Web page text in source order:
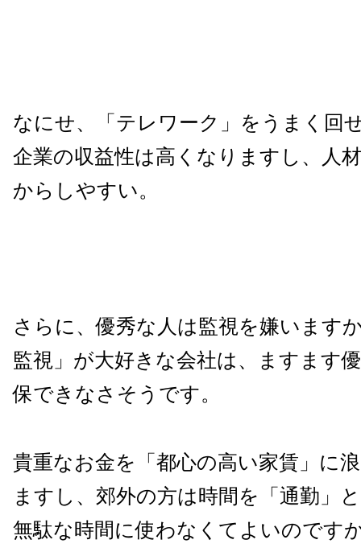
なにせ、「テレワーク」をうまく回
企業の収益性は高くなりますし、人
からしやすい。
さらに、優秀な人は監視を嫌います
監視」が大好きな会社は、ますます
保できなさそうです。
貴重なお金を「都心の高い家賃」に
ますし、郊外の方は時間を「通勤」
無駄な時間に使わなくてよいのです